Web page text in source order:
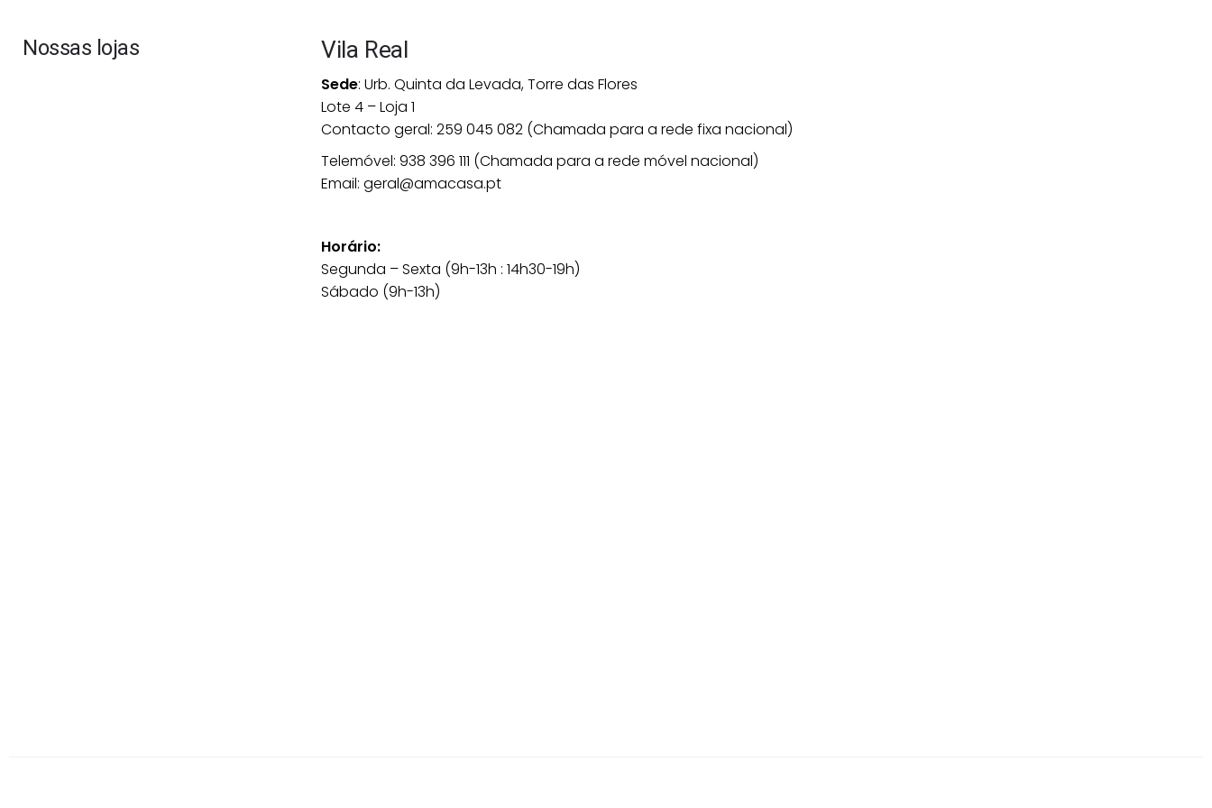
Nossas lojas Vila Real
Sede: Urb. Quinta da Levada, Torre das Flores
Lote 4 – Loja 1
Contacto geral: 259 045 082 (Chamada para a rede fixa nacional)
Telemóvel: 938 396 111 (Chamada para a rede móvel nacional)
Email: geral@amacasa.pt
Horário:
Segunda – Sexta (9h-13h : 14h30-19h)
Sábado (9h-13h)